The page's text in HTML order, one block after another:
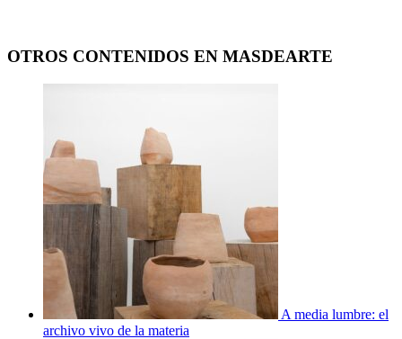
OTROS CONTENIDOS EN MASDEARTE
A media lumbre: el
archivo vivo de la materia